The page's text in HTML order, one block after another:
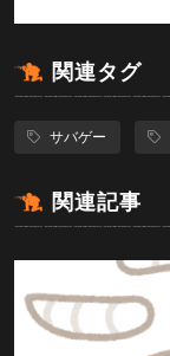
関連タグ
サバゲー
関連記事